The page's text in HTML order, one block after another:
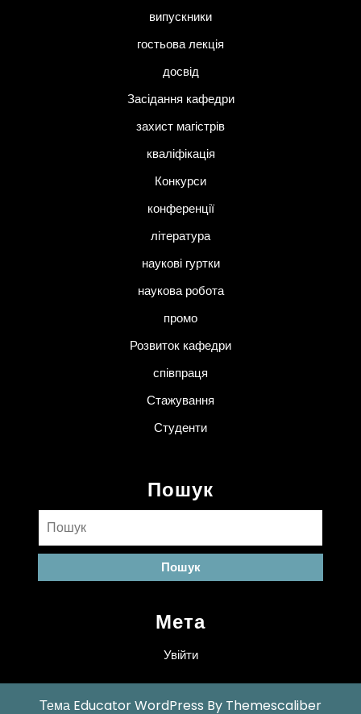
випускники
гостьова лекція
досвід
Засідання кафедри
захист магістрів
кваліфікація
Конкурси
конференції
література
наукові гуртки
наукова робота
промо
Розвиток кафедри
співпраця
Стажування
Студенти
Пошук
Пошук:
Мета
Увійти
Тема Educator WordPress By Themescaliber